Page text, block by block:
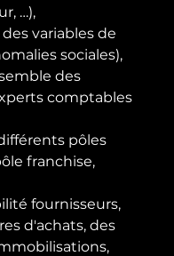
…),
variables de
sociales),
des
comptables
pôles
franchise,
fournisseurs,
d'achats, des